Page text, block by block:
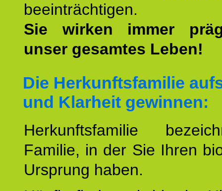
beeinträchtigen.
Sie wirken immer
unser gesamtes Leben!
Die Herkunftsfamilie
und Klarheit gewinnen:
Herkunftsfamilie
Familie, in der Sie Ihren
Ursprung haben.